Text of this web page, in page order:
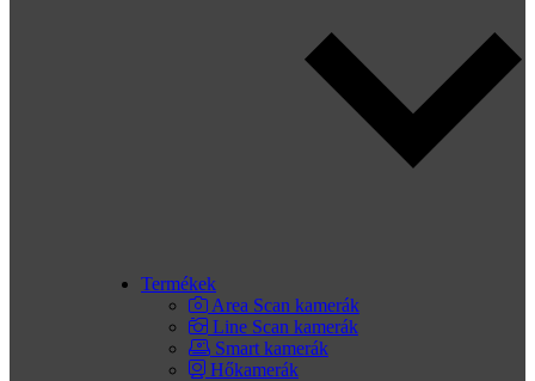
Termékek
Area Scan kamerák
Line Scan kamerák
Smart kamerák
Hőkamerák